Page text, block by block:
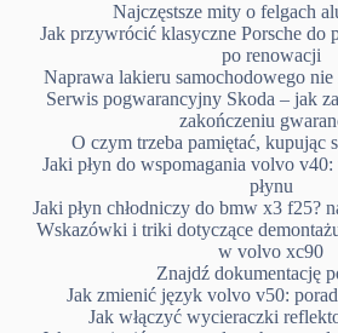
Najczęstsze mity o felgach
Jak przywrócić klasyczne Porsche do
po renowacji
Naprawa lakieru samochodowego
Serwis pogwarancyjny Skoda – jak
zakończeniu
O czym trzeba pamiętać, kupując
Jaki płyn do wspomagania volvo
płynu
Jaki płyn chłodniczy do bmw x3 f25?
Wskazówki i triki dotyczące
w volvo xc90
Znajdź dokumentację
Jak zmienić język volvo v50:
Jak włączyć wycieraczki